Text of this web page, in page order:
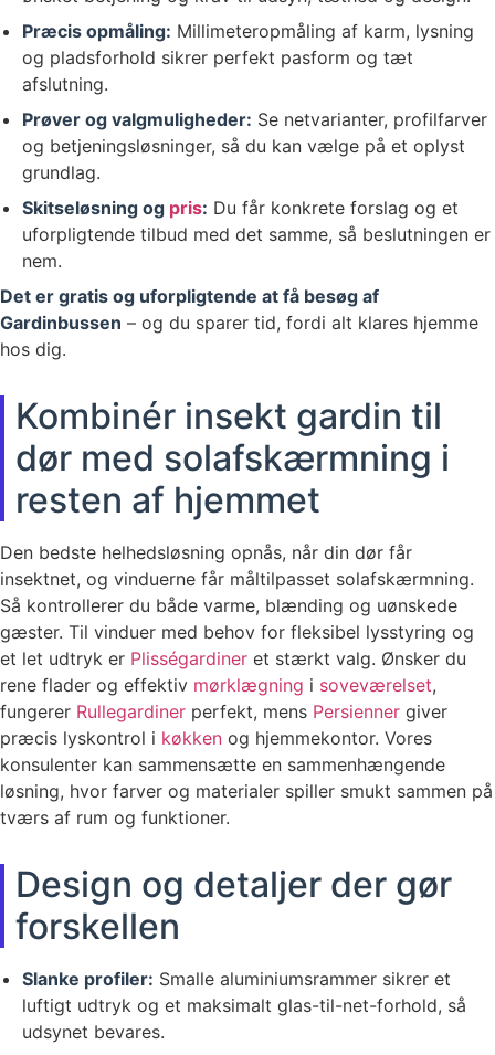
Præcis opmåling: Millimeteropmåling af karm, lysning
og pladsforhold sikrer perfekt pasform og tæt
afslutning.
Prøver og valgmuligheder: Se netvarianter, profilfarver
og betjeningsløsninger, så du kan vælge på et oplyst
grundlag.
Skitseløsning og pris: Du får konkrete forslag og et
uforpligtende tilbud med det samme, så beslutningen er
nem.
Det er gratis og uforpligtende at få besøg af
Gardinbussen – og du sparer tid, fordi alt klares hjemme
hos dig.
Kombinér insekt gardin til
dør med solafskærmning i
resten af hjemmet
Den bedste helhedsløsning opnås, når din dør får
insektnet, og vinduerne får måltilpasset solafskærmning.
Så kontrollerer du både varme, blænding og uønskede
gæster. Til vinduer med behov for fleksibel lysstyring og
et let udtryk er Plisségardiner et stærkt valg. Ønsker du
rene flader og effektiv mørklægning i soveværelset,
fungerer Rullegardiner perfekt, mens Persienner giver
præcis lyskontrol i køkken og hjemmekontor. Vores
konsulenter kan sammensætte en sammenhængende
løsning, hvor farver og materialer spiller smukt sammen på
tværs af rum og funktioner.
Design og detaljer der gør
forskellen
Slanke profiler: Smalle aluminiumsrammer sikrer et
luftigt udtryk og et maksimalt glas-til-net-forhold, så
udsynet bevares.